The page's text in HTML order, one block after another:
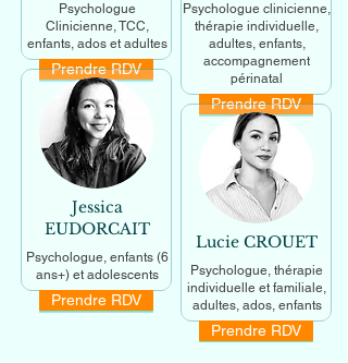
Psychologue
Clinicienne, TCC,
enfants, ados et adultes
En savoir +
Prendre RDV
Jessica
EUDORCAIT
Psychologue, enfants (6
ans+) et adolescents
En savoir +
Prendre RDV
Psychologue clinicienne,
thérapie individuelle,
adultes, enfants,
accompagnement
périnatal
En savoir +
Prendre RDV
Lucie CROUET
Psychologue, thérapie
individuelle et familiale,
adultes, ados, enfants
En savoir +
Prendre RDV